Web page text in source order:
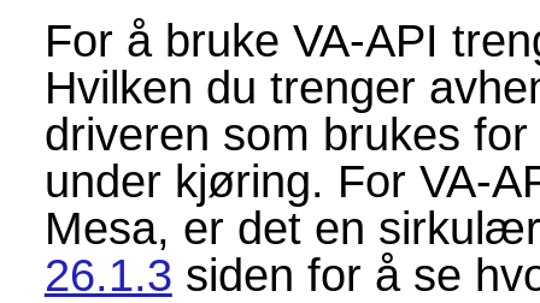
For å bruke VA-API
Hvilken du trenger
driveren som brukes
under kjøring. For VA-
Mesa, er det en
26.1.3 siden for å se